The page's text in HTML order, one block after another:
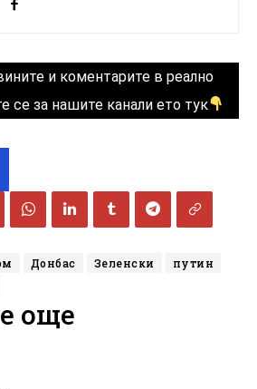
и коментарите в реално
се за нашите канали ето тук
Донбас Зеленски
путин
още